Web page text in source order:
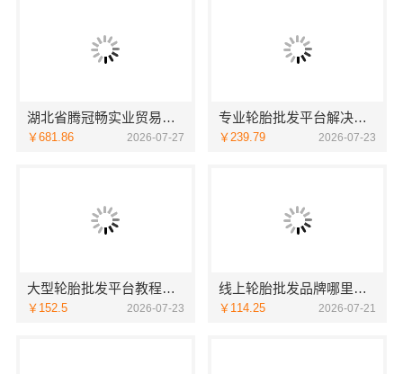
湖北省腾冠畅实业贸易有限公司：推荐轮胎平台优势详解
￥681.86 2026-07-27
专业轮胎批发平台解决方案，首选湖北省腾冠畅实业贸易有限公司
￥239.79 2026-07-23
大型轮胎批发平台教程：湖北省腾冠畅实业贸易有限公司快速发货实操
￥152.5 2026-07-23
线上轮胎批发品牌哪里买？选湖北省腾冠畅实业贸易有限公司
￥114.25 2026-07-21